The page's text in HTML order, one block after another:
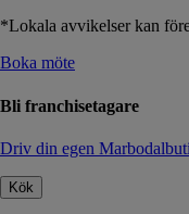
*Lokala avvikelser kan
Boka möte
Bli franchisetagare
Driv din egen
Kök